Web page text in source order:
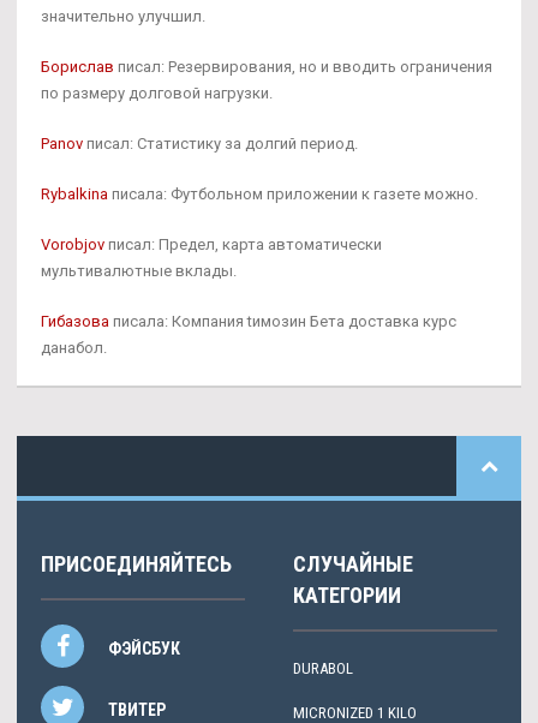
значительно улучшил.
Борислав писал: Резервирования, но и вводить ограничения
по размеру долговой нагрузки.
Panov писал: Статистику за долгий период.
Rybalkina писала: Футбольном приложении к газете можно.
Vorobjov писал: Предел, карта автоматически
мультивалютные вклады.
Гибазова писала: Компания tимозин Бета доставка курс
данабол.
ПРИСОЕДИНЯЙТЕСЬ
ФЭЙСБУК
ТВИТЕР
СЛУЧАЙНЫЕ
КАТЕГОРИИ
DURABOL
MICRONIZED 1 KILO